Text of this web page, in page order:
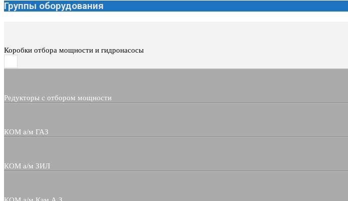
Группы оборудования
Коробки отбора мощности и гидронасосы
Редукторы с отбором мощности
КОМ а/м ГАЗ
КОМ а/м ЗИЛ